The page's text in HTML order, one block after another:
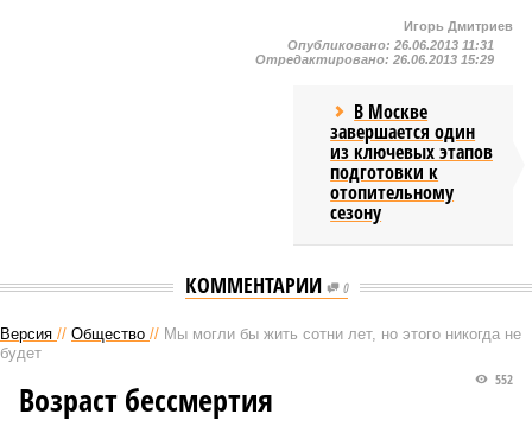
Игорь Дмитриев
Опубликовано: 26.06.2013 11:31
Отредактировано: 26.06.2013 15:29
В Москве
завершается один
из ключевых этапов
подготовки к
отопительному
сезону
КОММЕНТАРИИ 0
Версия // Общество // Мы могли бы жить сотни лет, но этого никогда не
будет
552
Возраст бессмертия